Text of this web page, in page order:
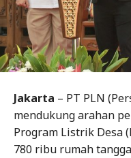
Jakarta – PT PLN
mendukung arahan
Program Listrik Desa
780 ribu rumah